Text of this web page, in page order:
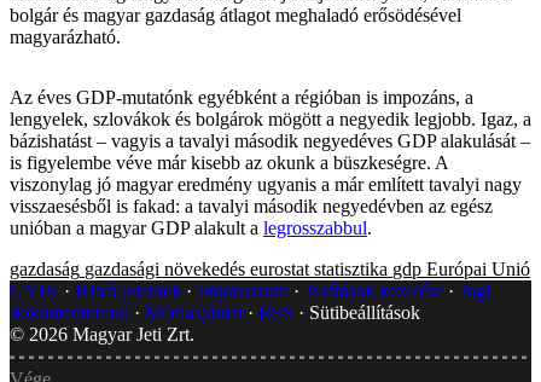
bolgár és magyar gazdaság átlagot meghaladó erősödésével
magyarázható.
Az éves GDP-mutatónk egyébként a régióban is impozáns, a
lengyelek, szlovákok és bolgárok mögött a negyedik legjobb. Igaz, a
bázishatást – vagyis a tavalyi második negyedéves GDP alakulását –
is figyelembe véve már kisebb az okunk a büszkeségre. A
viszonylag jó magyar eredmény ugyanis a már említett tavalyi nagy
visszaesésből is fakad: a tavalyi második negyedévben az egész
unióban a magyar GDP alakult a legrosszabbul.
gazdaság gazdasági növekedés eurostat statisztika gdp Európai Unió
GYIK
Hibát jelentek Impresszum Javítások kezelése
Jogi
dokumentumok
Médiaajánlat RSS
Sütibeállítások
© 2026 Magyar Jeti Zrt.